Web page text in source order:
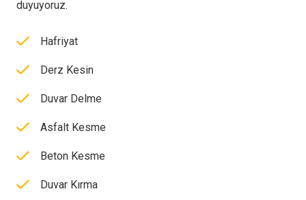
duyuyoruz.
Hafriyat
Derz Kesin
Duvar Delme
Asfalt Kesme
Beton Kesme
Duvar Kırma